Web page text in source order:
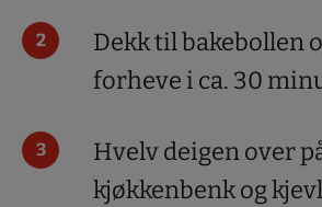
Dekk til bakebollen
forheve i ca. 30
Hvelv deigen over
kjøkkenbenk og